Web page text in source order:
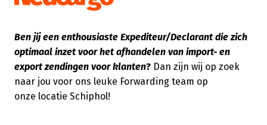
Ben jij een enthousiaste Expediteur/Declarant die zich
optimaal inzet voor het afhandelen van import- en
export zendingen voor klanten? Dan zijn wij op zoek
naar jou voor ons leuke Forwarding team op
onze locatie Schiphol!